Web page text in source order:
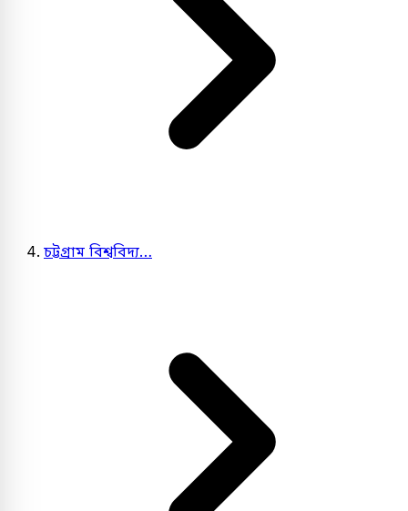
চট্টগ্রাম বিশ্ববিদ্য…